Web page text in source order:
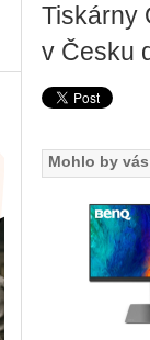
Tiskárny
v Česku
Mohlo by